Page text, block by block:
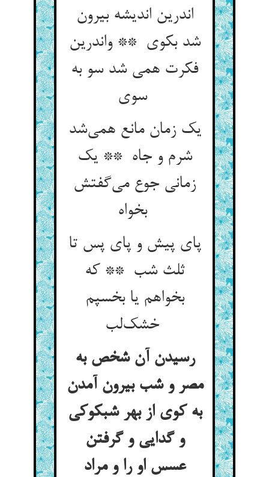
اندرین اندیشه بیرون
شد بکوی ** واندرین
فکرت همی شد سو به
سوی
یک زمان مانع همی‌شد
شرم و جاه ** یک
زمانی جوع می‌گفتش
بخواه
پای پیش و پای پس تا
ثلث شب ** که
بخواهم یا بخسپم
رسیدن آن شخص به
مصر و شب بیرون آمدن
به کوی از بهر شبکوکی
و گدایی و گرفتن
عسس او را و مراد